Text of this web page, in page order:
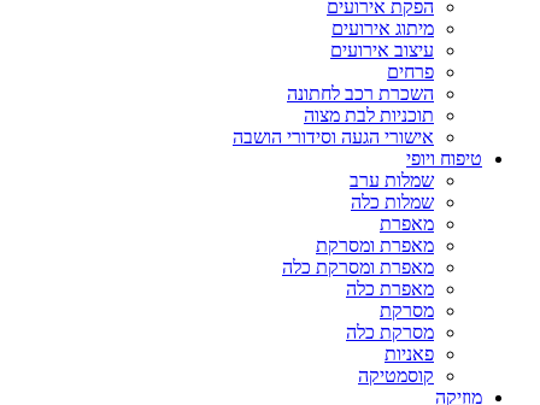
הפקת אירועים
מיתוג אירועים
עיצוב אירועים
פרחים
השכרת רכב לחתונה
תוכניות לבת מצוה
אישורי הגעה וסידורי הושבה
טיפוח ויופי
שמלות ערב
שמלות כלה
מאפרת
מאפרת ומסרקת
מאפרת ומסרקת כלה
מאפרת כלה
מסרקת
מסרקת כלה
פאניות
קוסמטיקה
מוזיקה